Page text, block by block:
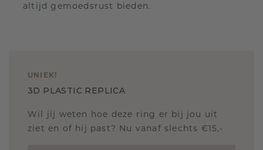
altijd gemoedsrust bieden.
UNIEK!
3D PLASTIC REPLICA
Wil jij weten hoe deze ring er bij jou uit
ziet en of hij past? Nu vanaf slechts €15,-